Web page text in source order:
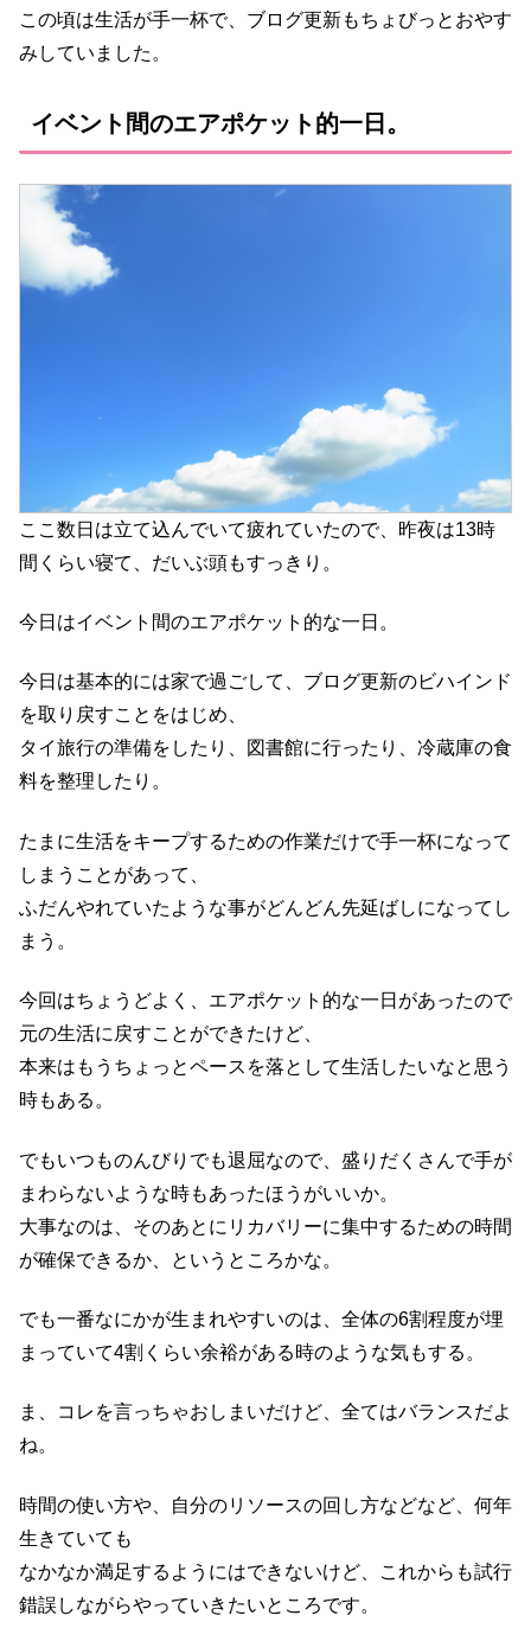
この頃は生活が手一杯で、ブログ更新もちょびっとおやす
みしていました。
イベント間のエアポケット的一日。
ここ数日は立て込んでいて疲れていたので、昨夜は13時
間くらい寝て、だいぶ頭もすっきり。
今日はイベント間のエアポケット的な一日。
今日は基本的には家で過ごして、ブログ更新のビハインド
を取り戻すことをはじめ、
タイ旅行の準備をしたり、図書館に行ったり、冷蔵庫の食
料を整理したり。
たまに生活をキープするための作業だけで手一杯になって
しまうことがあって、
ふだんやれていたような事がどんどん先延ばしになってし
まう。
今回はちょうどよく、エアポケット的な一日があったので
元の生活に戻すことができたけど、
本来はもうちょっとペースを落として生活したいなと思う
時もある。
でもいつものんびりでも退屈なので、盛りだくさんで手が
まわらないような時もあったほうがいいか。
大事なのは、そのあとにリカバリーに集中するための時間
が確保できるか、というところかな。
でも一番なにかが生まれやすいのは、全体の6割程度が埋
まっていて4割くらい余裕がある時のような気もする。
ま、コレを言っちゃおしまいだけど、全てはバランスだよ
ね。
時間の使い方や、自分のリソースの回し方などなど、何年
生きていても
なかなか満足するようにはできないけど、これからも試行
錯誤しながらやっていきたいところです。